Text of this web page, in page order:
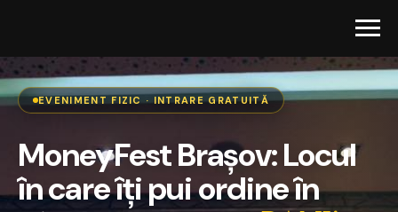
EVENIMENT FIZIC · INTRARE GRATUITĂ
MoneyFest Brașov: Locul
în care îți pui ordine în